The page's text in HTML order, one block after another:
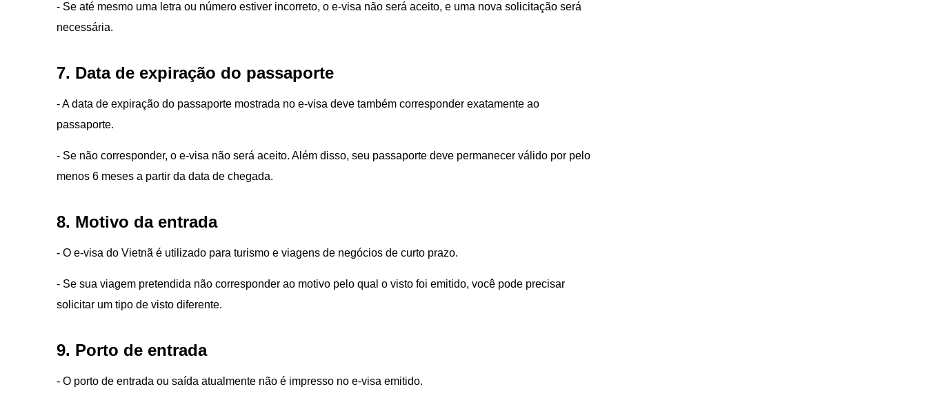
- Se até mesmo uma letra ou número estiver incorreto, o e-visa não será aceito, e uma nova solicitação será
necessária.
7. Data de expiração do passaporte
- A data de expiração do passaporte mostrada no e-visa deve também corresponder exatamente ao
passaporte.
- Se não corresponder, o e-visa não será aceito. Além disso, seu passaporte deve permanecer válido por pelo
menos 6 meses a partir da data de chegada.
8. Motivo da entrada
- O e-visa do Vietnã é utilizado para turismo e viagens de negócios de curto prazo.
- Se sua viagem pretendida não corresponder ao motivo pelo qual o visto foi emitido, você pode precisar
solicitar um tipo de visto diferente.
9. Porto de entrada
- O porto de entrada ou saída atualmente não é impresso no e-visa emitido.